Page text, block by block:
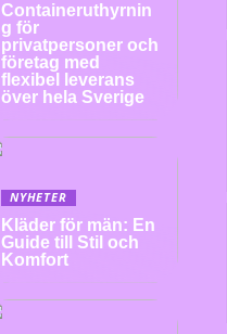
Containeruthyrnin
g för
privatpersoner och
företag med
flexibel leverans
över hela Sverige
NYHETER
Kläder för män: En
Guide till Stil och
Komfort